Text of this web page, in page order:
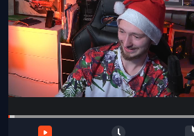
Проверка
сочинений
Тех
поддержка
и